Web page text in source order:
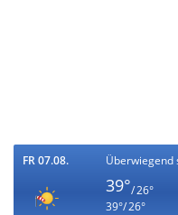
FR 07.08. Überwiegend
39°/ 26°
39°/ 26°